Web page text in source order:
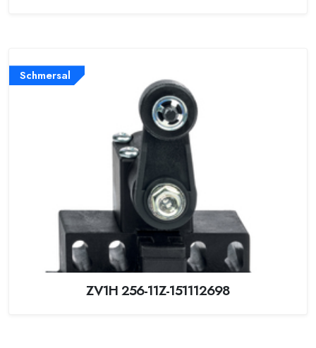
Schmersal
ZV1H 256-11Z-151112698